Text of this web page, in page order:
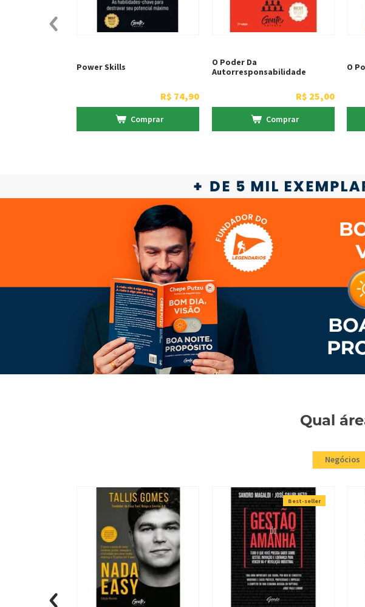
Power Skills
R$ 74,90
Comprar
O Poder Da
Autorresponsabilidade
R$ 25,00
Comprar
O
Qual
Negócios
Best-seller